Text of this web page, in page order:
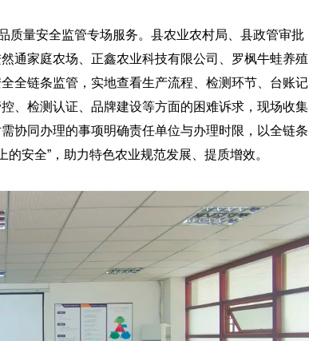
质量安全监管专场服务。县农业农村局、县政管审批
通家庭农场、正鑫农业科技有限公司、罗枫牛蛙养殖
全链条监管，实地查看生产流程、检测环节、台账记
、检测认证、品牌建设等方面的困难诉求，现场收集
协同办理的事项明确责任单位与办理时限，以全链条
安全”，助力特色农业规范发展、提质增效。